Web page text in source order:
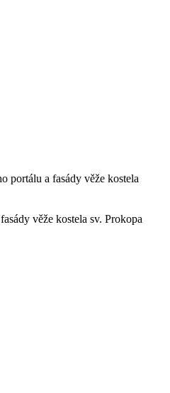
portálu a fasády věže kostela